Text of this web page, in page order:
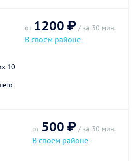
10
от 1200 ₽ / за 30 мин.
В своём районе
от 500 ₽ / за 30 мин.
В своём районе